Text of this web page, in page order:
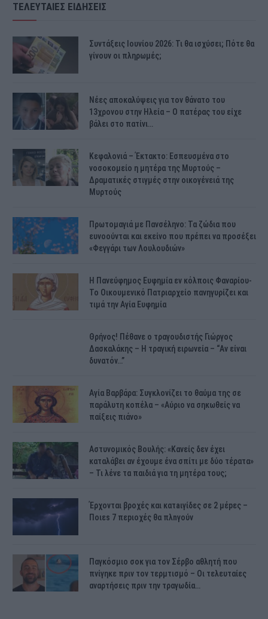
ΤΕΛΕΥΤΑΙΕΣ ΕΙΔΗΣΕΙΣ
Συντάξεις Ιουνίου 2026: Τι θα ισχύσει; Πότε θα
γίνουν οι πληρωμές;
Νέες αποκαλύψεις για τον θάνατο του
13χρονου στην Ηλεία – Ο πατέρας του είχε
βάλει στο πατίνι…
Κεφαλονιά – Έκτακτο: Εσπευσμένα στο
νοσοκομείο η μητέρα της Μυρτούς –
Δραματικές στιγμές στην οικογένειά της
Μυρτούς
Πρωτομαγιά με Πανσέληνο: Τα ζώδια που
ευνοούνται και εκείνο που πρέπει να προσέξει
«Φεγγάρι των Λουλουδιών»
H Πανεύφημος Ευφημία εν κόλποις Φαναρίου-
Το Οικουμενικό Πατριαρχείο πανηγυρίζει και
τιμά την Αγία Ευφημία
Θρήνος! Πέθανε ο τραγουδιστής Γιώργος
Δασκαλάκης – Η τραγική ειρωνεία – “Αν είναι
δυνατόν…”
Αγία Βαρβάρα: Συγκλονίζει το θαύμα της σε
παράλυτη κοπέλα – «Αύριο να σηκωθείς να
παίξεις πιάνο»
Αστυνομικός Bουλής: «Κανείς δεν έχει
καταλάβει αν έχουμε ένα σπίτι με δύο τέρατα»
– Τι λένε τα παιδιά για τη μητέρα τους;
Έρχονται βροχές και κατaιγίδες σε 2 μέpες –
Ποιεs 7 πεpιοχές θα πλnγούν
Παγκόσμιο σοκ για τον Σέρβο αθλητή που
πνίγηκε πριν τον τερμτισμό – Οι τελευταίες
αναρτήσεις πριν την τραγωδία…